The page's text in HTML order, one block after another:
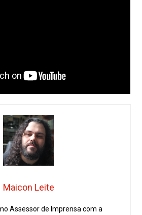
Maicon Leite
Assessor de Imprensa com a